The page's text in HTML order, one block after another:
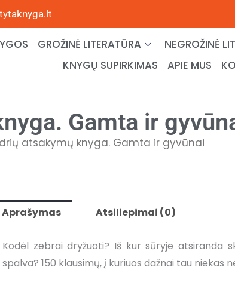
GROŽINĖ LITERATŪRA NEGROŽINĖ
KNYGŲ SUPIRKIMAS
APIE MUS
Gamta ir
atsakymų knyga. Gamta ir gyvūnai
Aprašymas Atsiliepimai (0)
Kodėl zebrai dryžuoti? Iš kur sūryje atsiranda
spalva? 150 klausimų, į kuriuos dažnai tau niekas